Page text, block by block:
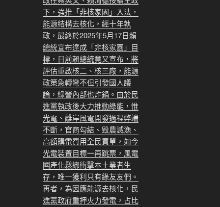
下，強推「非核家園」入法，
能源結構去核化，經十年執
政，最終於2025年5月17日賴
總統宣布達成「非核家園」目
標，日前賴總統竟又宣布，將
評估重啟核二、核三廠，能源
政策急轉彎不但引發國人議
論，綠營內部也炸鍋。由於民
進黨執政後大力推動綠能，惟
光電、離岸風電開發過程弊端
不斷，官商勾結、毀農滅漁、
高額購電費用全民買單，如今
光電裝置目標一再跳票，風電
國產化鬆綁衝擊本土業者生
存，唯一獲利只有綠友友們。
再者，為因應能源去核化，民
進黨政府重押火力發電，占比